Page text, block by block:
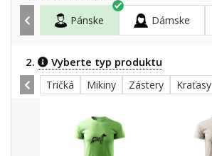
Pánske Dámske
2. Vyberte typ produktu
Tričká Mikiny Zástery Kraťasy